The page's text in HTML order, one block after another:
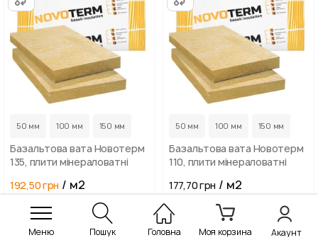
Меню Пошук Головна Моя корзина Акаунт
50 мм 100 мм 150 мм
Базальтова вата Новотерм
135, плити мінераловатні
192,50 грн / м2
Купити
50 мм 100 мм 150 мм
Базальтова вата Новотерм
110, плити мінераловатні
177,70 грн / м2
Купити